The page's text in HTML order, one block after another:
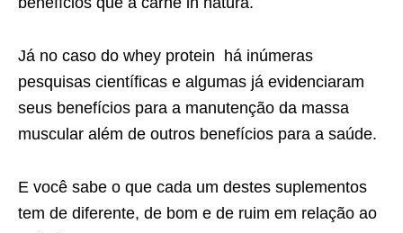
Já no caso do whey protein há inúmeras
pesquisas científicas e algumas já evidenciaram
seus benefícios para a manutenção da massa
muscular além de outros benefícios para a saúde.
E você sabe o que cada um destes suplementos
tem de diferente, de bom e de ruim em relação ao